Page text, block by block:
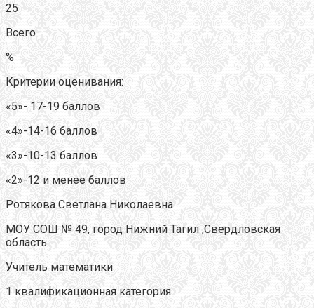
25
Всего
%
Критерии оценивания:
«5»- 17-19 баллов
«4»-14-16 баллов
«3»-10-13 баллов
«2»-12 и менее баллов
Ротякова Светлана Николаевна
МОУ СОШ № 49, город Нижний Тагил ,Свердловская
область
Учитель математики
1 квалификационная категория